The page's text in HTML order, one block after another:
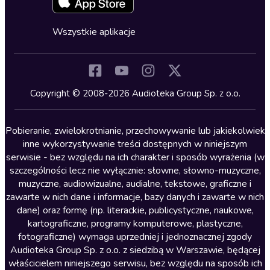
Kryminały
Lektury szkolne
Literatura anglojęzyczna
Literatura faktu
Literatura obyczajowa
Literatura piękna obca
Literatura piękna polska
Nagrania relaksacyjne
Nauka języków
Cykle audiobooków
Wszystkie aplikacje
Copyright © 2008-2026 Audioteka Group Sp. z o.o.
Pobieranie, zwielokrotnianie, przechowywanie lub jakiekolwiek
inne wykorzystywanie treści dostępnych w niniejszym
serwisie - bez względu na ich charakter i sposób wyrażenia (w
szczególności lecz nie wyłącznie: słowne, słowno-muzyczne,
muzyczne, audiowizualne, audialne, tekstowe, graficzne i
zawarte w nich dane i informacje, bazy danych i zawarte w nich
dane) oraz formę (np. literackie, publicystyczne, naukowe,
kartograficzne, programy komputerowe, plastyczne,
fotograficzne) wymaga uprzedniej i jednoznacznej zgody
Audioteka Group Sp. z o.o. z siedzibą w Warszawie, będącej
właścicielem niniejszego serwisu, bez względu na sposób ich